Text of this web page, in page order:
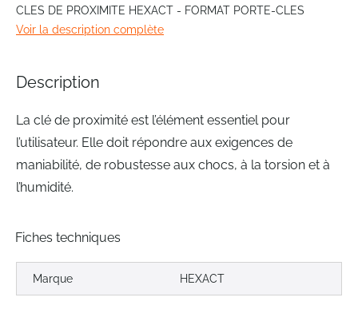
to
the
beginning
images
CLES DE PROXIMITE HEXACT - FORMAT PORTE-CLES
Voir la description complète
Description
La clé de proximité est l’élément essentiel pour
l’utilisateur. Elle doit répondre aux exigences de
maniabilité, de robustesse aux chocs, à la torsion et à
l’humidité.
Fiches techniques
Marque HEXACT